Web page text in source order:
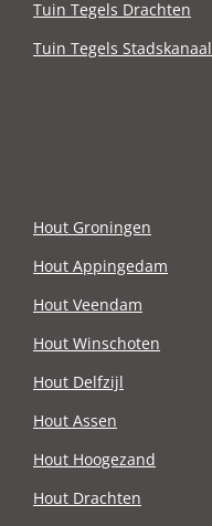
Tuin Tegels Drachten
Tuin Tegels Stadskanaal
Hout Groningen
Hout Appingedam
Hout Veendam
Hout Winschoten
Hout Delfzijl
Hout Assen
Hout Hoogezand
Hout Drachten